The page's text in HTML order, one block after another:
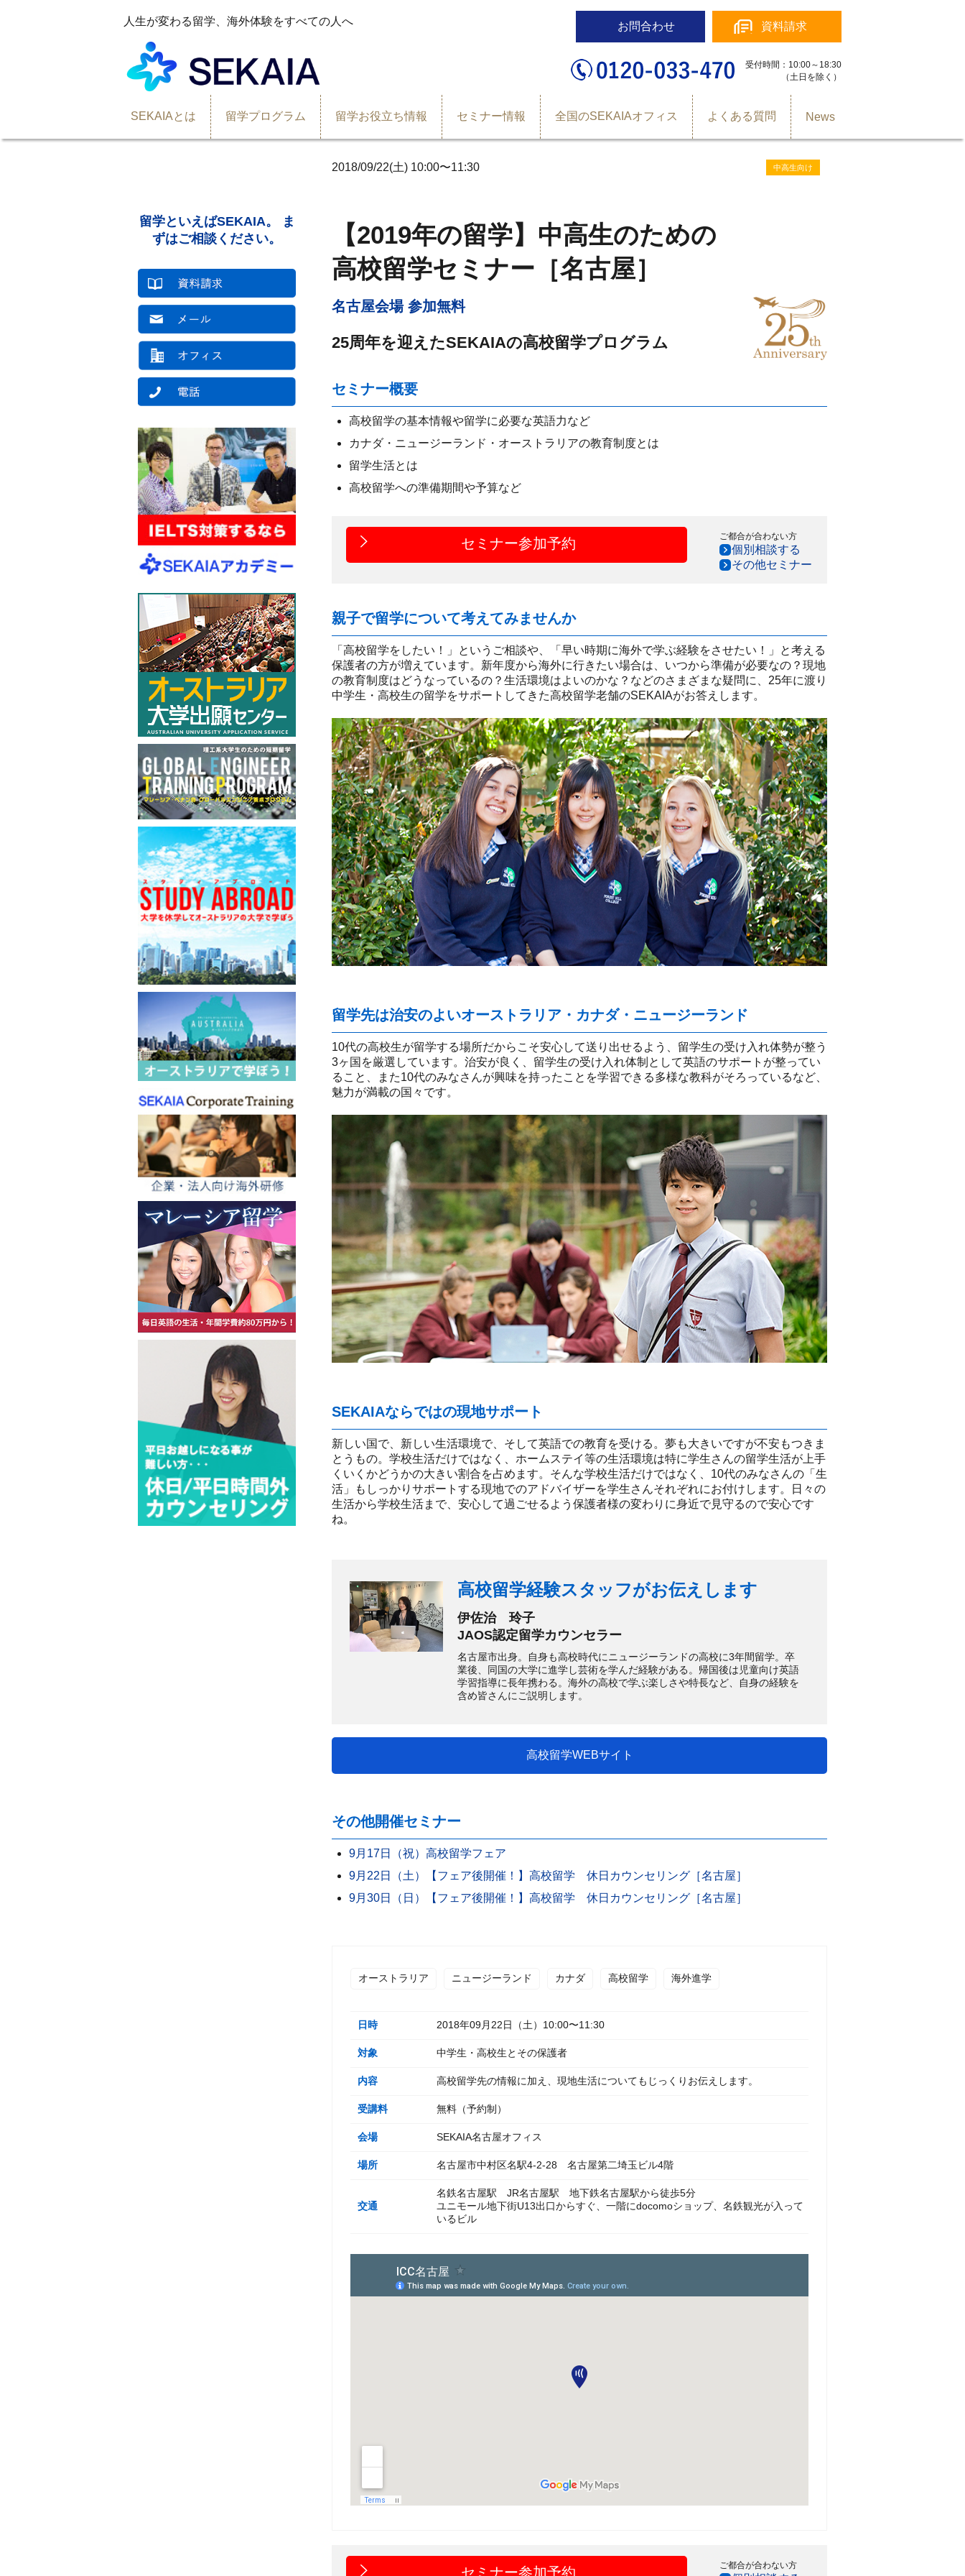
人生が変わる留学、海外体験をすべての人へ お問合わせ 資料請求
受付時間：10:00～18:30
（土日を除く）
SEKAIAとは 留学プログラム 留学お役立ち情報 セミナー情報 全国のSEKAIAオフィス よくある質問 News
海外インターンシップと高校留学、大学留学のSEKAIA
2018/09/22(土) 10:00〜11:30
中高生向け
【2019年の留学】中高生のための
高校留学セミナー［名古屋］
名古屋会場 参加無料
25周年を迎えたSEKAIAの高校留学プログラム
セミナー概要
高校留学の基本情報や留学に必要な英語力など
カナダ・ニュージーランド・オーストラリアの教育制度とは
留学生活とは
高校留学への準備期間や予算など
セミナー参加予約 ご都合が合わない方
個別相談する
その他セミナー
親子で留学について考えてみませんか
「高校留学をしたい！」というご相談や、「早い時期に海外で学ぶ経験をさせたい！」と考える
保護者の方が増えています。新年度から海外に行きたい場合は、いつから準備が必要なの？現地
の教育制度はどうなっているの？生活環境はよいのかな？などのさまざまな疑問に、25年に渡り
中学生・高校生の留学をサポートしてきた高校留学老舗のSEKAIAがお答えします。
留学先は治安のよいオーストラリア・カナダ・ニュージーランド
10代の高校生が留学する場所だからこそ安心して送り出せるよう、留学生の受け入れ体勢が整う
3ヶ国を厳選しています。治安が良く、留学生の受け入れ体制として英語のサポートが整ってい
ること、また10代のみなさんが興味を持ったことを学習できる多様な教科がそろっているなど、
魅力が満載の国々です。
SEKAIAならではの現地サポート
新しい国で、新しい生活環境で、そして英語での教育を受ける。夢も大きいですが不安もつきま
とうもの。学校生活だけではなく、ホームステイ等の生活環境は特に学生さんの留学生活が上手
くいくかどうかの大きい割合を占めます。そんな学校生活だけではなく、10代のみなさんの「生
活」もしっかりサポートする現地でのアドバイザーを学生さんそれぞれにお付けします。日々の
生活から学校生活まで、安心して過ごせるよう保護者様の変わりに身近で見守るので安心です
ね。
高校留学経験スタッフがお伝えします
伊佐治 玲子
JAOS認定留学カウンセラー
名古屋市出身。自身も高校時代にニュージーランドの高校に3年間留学。卒
業後、同国の大学に進学し芸術を学んだ経験がある。帰国後は児童向け英語
学習指導に長年携わる。海外の高校で学ぶ楽しさや特長など、自身の経験を
含め皆さんにご説明します。
高校留学WEBサイト
その他開催セミナー
9月17日（祝）高校留学フェア
9月22日（土）【フェア後開催！】高校留学 休日カウンセリング［名古屋］
9月30日（日）【フェア後開催！】高校留学 休日カウンセリング［名古屋］
オーストラリア ニュージーランド カナダ 高校留学 海外進学
日時 2018年09月22日（土）10:00〜11:30
対象 中学生・高校生とその保護者
内容 高校留学先の情報に加え、現地生活についてもじっくりお伝えします。
受講料 無料（予約制）
会場 SEKAIA名古屋オフィス
場所 名古屋市中村区名駅4-2-28 名古屋第二埼玉ビル4階
交通
名鉄名古屋駅 JR名古屋駅 地下鉄名古屋駅から徒歩5分
ユニモール地下街U13出口からすぐ、一階にdocomoショップ、名鉄観光が入って
いるビル
セミナー参加予約 ご都合が合わない方
留学といえばSEKAIA。 ま
ずはご相談ください。